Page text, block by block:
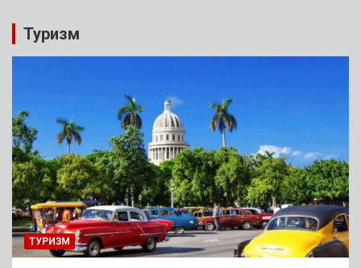
Туризм
ТУРИЗМ